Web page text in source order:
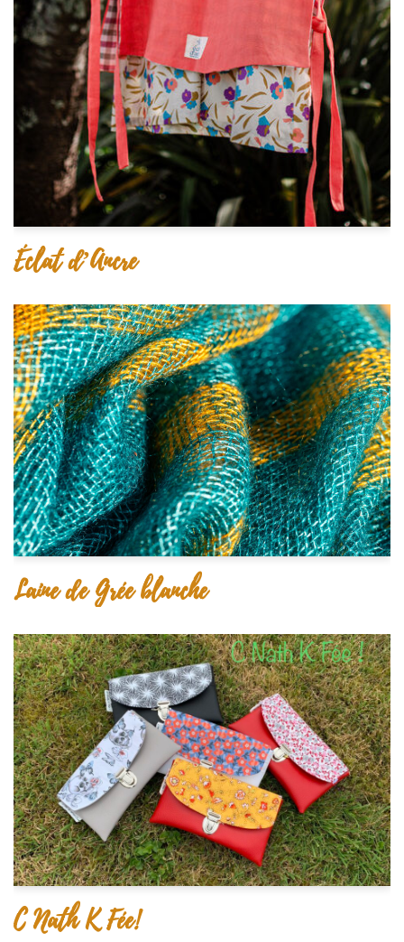
Éclat d’Ancre
Laine de Grée blanche
C Nath K Fée!